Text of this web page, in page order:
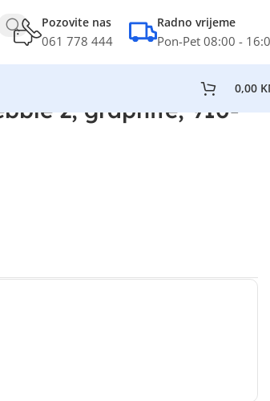
Pozovite nas
061 778 444
Radno vrijeme
Pon-Pet 08:00 -
0,00
2, graphite, 910-